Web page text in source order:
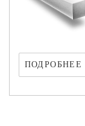
ПОДРОБНЕЕ